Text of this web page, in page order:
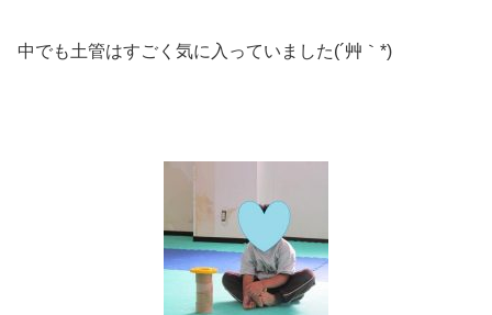
中でも土管はすごく気に入っていました(´艸｀*)